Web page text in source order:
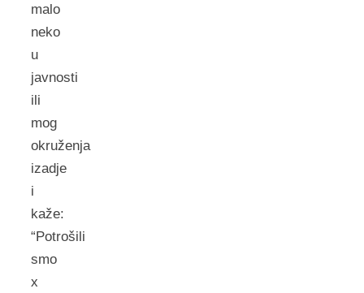
malo
neko
u
javnosti
ili
mog
okruženja
izadje
i
kaže:
“Potrošili
smo
x